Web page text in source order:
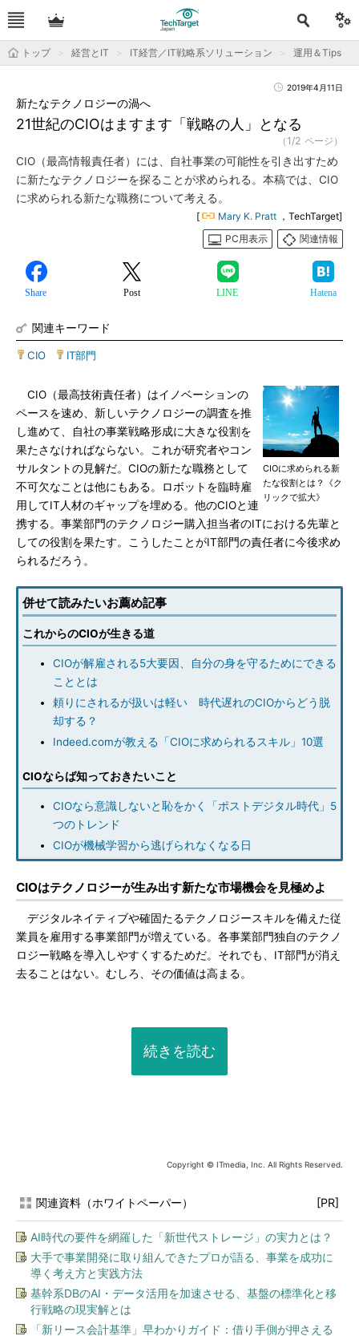
トップ 経営とIT IT経営／IT戦略系ソリューション 運用＆Tips
2019年4月11日
21世紀のCIOはますます「戦略の人」となる
新たなテクノロジーの渦へ
（1/2 ページ）
CIO（最高情報責任者）には、自社事業の可能性を引き出すため
に新たなテクノロジーを探ることが求められる。本稿では、CIO
に求められる新たな職務について考える。
[ Mary K. Pratt ，TechTarget]
PC用表示
関連情報
Share Post LINE Hatena
関連キーワード
CIO IT部門
CIOに求められる新
たな役割とは？《ク
リックで拡大》
CIO（最高技術責任者）はイノベーションの
ペースを速め、新しいテクノロジーの調査を推
し進めて、自社の事業戦略形成に大きな役割を
果たさなければならない。これが研究者やコン
サルタントの見解だ。CIOの新たな職務として
不可欠なことは他にもある。ロボットを臨時雇
用してIT人材のギャップを埋める。他のCIOと連
携する。事業部門のテクノロジー購入担当者のITにおける先輩と
しての役割を果たす。こうしたことがIT部門の責任者に今後求め
られるだろう。
併せて読みたいお薦め記事
これからのCIOが生きる道
CIOが解雇される5大要因、自分の身を守るためにできる
こととは
頼りにされるが扱いは軽い 時代遅れのCIOからどう脱
却する？
Indeed.comが教える「CIOに求められるスキル」10選
CIOならば知っておきたいこと
CIOなら意識しないと恥をかく「ポストデジタル時代」5
つのトレンド
CIOが機械学習から逃げられなくなる日
CIOはテクノロジーが生み出す新たな市場機会を見極めよ
デジタルネイティブや確固たるテクノロジースキルを備えた従
業員を雇用する事業部門が増えている。各事業部門独自のテクノ
ロジー戦略を導入しやすくするためだ。それでも、IT部門が消え
去ることはない。むしろ、その価値は高まる。
続きを読む
Copyright © ITmedia, Inc. All Rights Reserved.
関連資料（ホワイトペーパー） [PR]
AI時代の要件を網羅した「新世代ストレージ」の実力とは？
大手で事業開発に取り組んできたプロが語る、事業を成功に
導く考え方と実践方法
基幹系DBのAI・データ活用を加速させる、基盤の標準化と移
行戦略の現実解とは
「新リース会計基準」早わかりガイド：借り手側が押さえる